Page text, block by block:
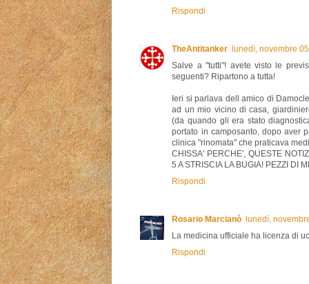
Rispondi
TheAntitanker lunedì, novembre
Salve a "tutti"! avete visto le
seguenti? Ripartono a tutta!
Ieri si parlava dell amico di
ad un mio vicino di casa,
(da quando gli era stato
portato in camposanto, dopo aver
clinica "rinomata" che praticava
CHISSA' PERCHE', QUESTE
5 A STRISCIA LA BUGIA! PEZZI DI
Rispondi
Rosario Marcianò lunedì,
La medicina ufficiale ha licenza di
Rispondi